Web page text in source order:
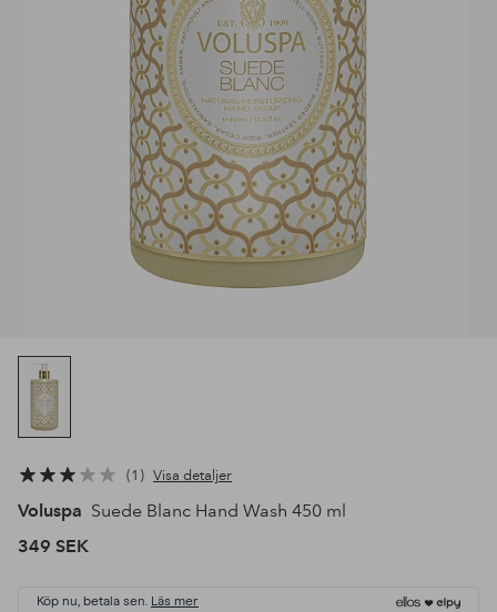
1 Visa detaljer
Voluspa Suede Blanc Hand Wash 450 ml
349 SEK
Köp nu, betala sen. Läs mer